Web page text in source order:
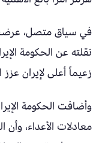
في سياق متصل، عرضت
نقلته عن الحكومة
زعيماً أعلى لإيران
وأضافت الحكومة
معادلات الأعداء، وأن